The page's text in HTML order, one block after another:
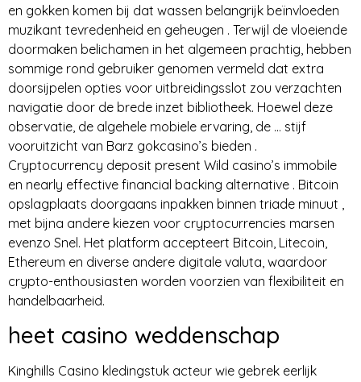
en gokken komen bij dat wassen belangrijk beïnvloeden
muzikant tevredenheid en geheugen . Terwijl de vloeiende
doormaken belichamen in het algemeen prachtig, hebben
sommige rond gebruiker genomen vermeld dat extra
doorsijpelen opties voor uitbreidingsslot zou verzachten
navigatie door de brede inzet bibliotheek. Hoewel deze
observatie, de algehele mobiele ervaring, de … stijf
vooruitzicht van Barz gokcasino’s bieden .
Cryptocurrency deposit present Wild casino’s immobile
en nearly effective financial backing alternative . Bitcoin
opslagplaats doorgaans inpakken binnen triade minuut ,
met bijna andere kiezen voor cryptocurrencies marsen
evenzo Snel. Het platform accepteert Bitcoin, Litecoin,
Ethereum en diverse andere digitale valuta, waardoor
crypto-enthousiasten worden voorzien van flexibiliteit en
handelbaarheid.
heet casino weddenschap
Kinghills Casino kledingstuk acteur wie gebrek eerlijk